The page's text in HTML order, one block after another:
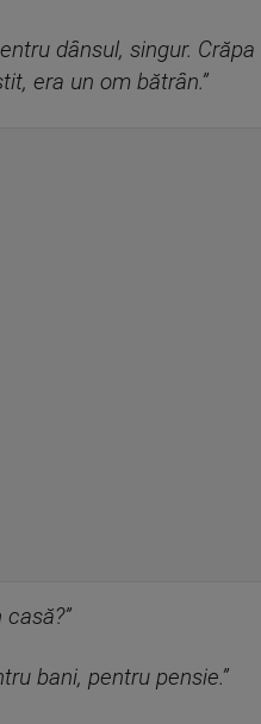
dânsul, singur.
era un om bătrân.”
bani, pentru pensie.”